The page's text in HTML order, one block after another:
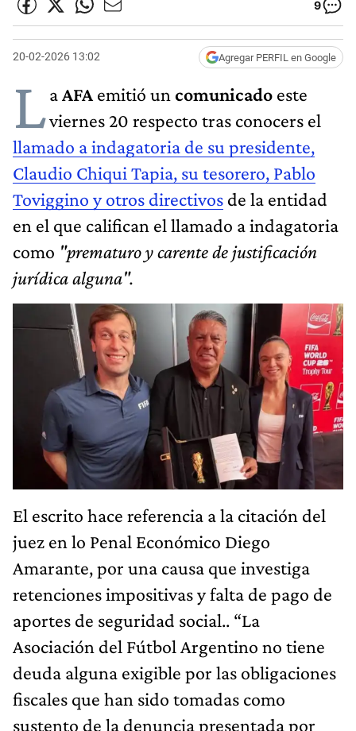
9
20-02-2026 13:02 Agregar PERFIL en Google
LaAFA emitió un comunicado este
viernes 20 respecto tras conocers el
llamado a indagatoria de su presidente,
Claudio Chiqui Tapia, su tesorero, Pablo
Toviggino y otros directivos de la entidad
en el que califican el llamado a indagatoria
como "prematuro y carente de justificación
jurídica alguna".
El escrito hace referencia a la citación del
juez en lo Penal Económico Diego
Amarante, por una causa que investiga
retenciones impositivas y falta de pago de
aportes de seguridad social.. “La
Asociación del Fútbol Argentino no tiene
deuda alguna exigible por las obligaciones
fiscales que han sido tomadas como
sustento de la denuncia presentada por